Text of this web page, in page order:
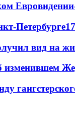
Петербурге17
вид на